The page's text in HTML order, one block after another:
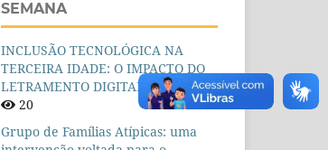
SEMANA
INCLUSÃO TECNOLÓGICA NA
TERCEIRA IDADE: O IMPACTO DO
LETRAMENTO DIGITAL
20
Grupo de Famílias Atípicas: uma